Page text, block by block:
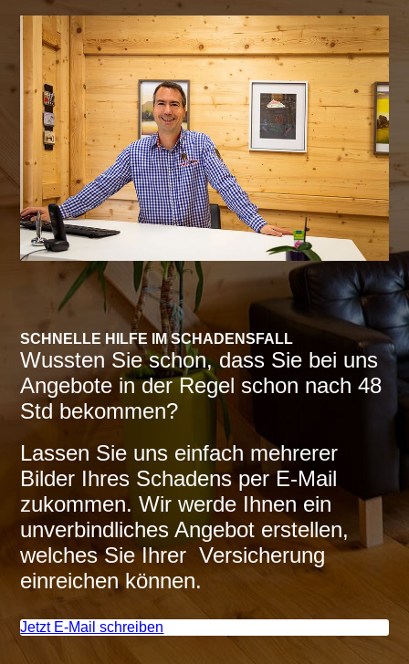
SCHNELLE HILFE IM SCHADENSFALL
Wussten Sie schon, dass Sie bei uns
Angebote in der Regel schon nach 48
Std bekommen?
Lassen Sie uns einfach meh­rerer
Bilder Ihres Schadens per E-Mail
zukommen. Wir werde Ihnen ein
unverbindliches Angebot erstellen,
welches Sie Ihrer Versicherung
einreichen können.
Jetzt E-Mail schreiben